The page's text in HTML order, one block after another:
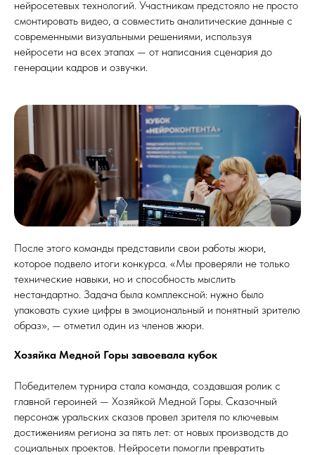
нейросетевых технологий. Участникам предстояло не просто
смонтировать видео, а совместить аналитические данные с
современными визуальными решениями, используя
нейросети на всех этапах — от написания сценария до
генерации кадров и озвучки.
После этого команды представили свои работы жюри,
которое подвело итоги конкурса. «Мы проверяли не только
технические навыки, но и способность мыслить
нестандартно. Задача была комплексной: нужно было
упаковать сухие цифры в эмоциональный и понятный зрителю
образ», — отметил один из членов жюри.
Хозяйка Медной Горы завоевала кубок
Победителем турнира стала команда, создавшая ролик с
главной героиней — Хозяйкой Медной Горы. Сказочный
персонаж уральских сказов провел зрителя по ключевым
достижениям региона за пять лет: от новых производств до
социальных проектов. Нейросети помогли превратить